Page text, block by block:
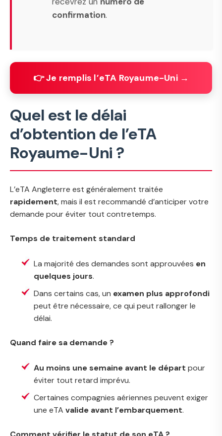
confirmation.
👉 Je remplis l’eTA Royaume-Uni →
Quel est le délai
d’obtention de l’eTA
Royaume-Uni ?
L’eTA Angleterre est généralement traitée
rapidement, mais il est recommandé d’anticiper votre
demande pour éviter tout contretemps.
Temps de traitement standard
La majorité des demandes sont approuvées en
quelques jours.
Dans certains cas, un examen plus approfondi
peut être nécessaire, ce qui peut rallonger le
délai.
Quand faire sa demande ?
Au moins une semaine avant le départ pour
éviter tout retard imprévu.
Certaines compagnies aériennes peuvent exiger
une eTA valide avant l’embarquement.